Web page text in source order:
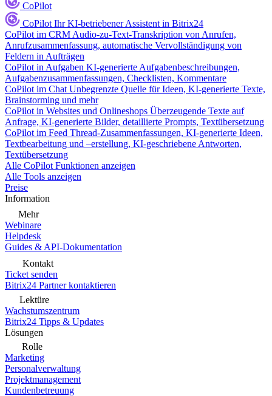
CoPilot
CoPilot Ihr KI-betriebener Assistent in Bitrix24
CoPilot im CRM Audio-zu-Text-Transkription von Anrufen,
Anrufzusammenfassung, automatische Vervollständigung von
Feldern in Aufträgen
CoPilot in Aufgaben KI-generierte Aufgabenbeschreibungen,
Aufgabenzusammenfassungen, Checklisten, Kommentare
CoPilot im Chat Unbegrenzte Quelle für Ideen, KI-generierte Texte,
Brainstorming und mehr
CoPilot in Websites und Onlineshops Überzeugende Texte auf
Anfrage, KI-generierte Bilder, detaillierte Prompts, Textübersetzung
CoPilot im Feed Thread-Zusammenfassungen, KI-generierte Ideen,
Textbearbeitung und –erstellung, KI-geschriebene Antworten,
Textübersetzung
Alle CoPilot Funktionen anzeigen
Alle Tools anzeigen
Preise
Information
Mehr
Webinare
Helpdesk
Guides & API-Dokumentation
Kontakt
Ticket senden
Bitrix24 Partner kontaktieren
Lektüre
Wachstumszentrum
Bitrix24 Tipps & Updates
Lösungen
Rolle
Marketing
Personalverwaltung
Projektmanagement
Kundenbetreuung